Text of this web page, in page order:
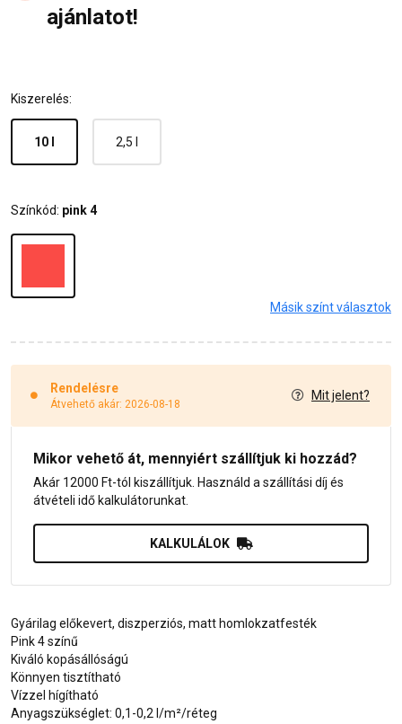
ajánlatot!
Kiszerelés:
10 l 2,5 l
Színkód: pink 4
Másik színt választok
Rendelésre
Átvehető akár: 2026-08-18
Mit jelent?
Mikor vehető át, mennyiért szállítjuk ki hozzád?
Akár 12000 Ft-tól kiszállítjuk. Használd a szállítási díj és
átvételi idő kalkulátorunkat.
KALKULÁLOK
Gyárilag előkevert, diszperziós, matt homlokzatfesték
Pink 4 színű
Kiváló kopásállóságú
Könnyen tisztítható
Vízzel hígítható
Anyagszükséglet: 0,1-0,2 l/m²/réteg